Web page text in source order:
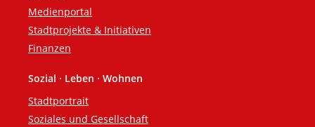
Medienportal
Stadtprojekte & Initiativen
Finanzen
Sozial · Leben · Wohnen
Stadtportrait
Soziales und Gesellschaft